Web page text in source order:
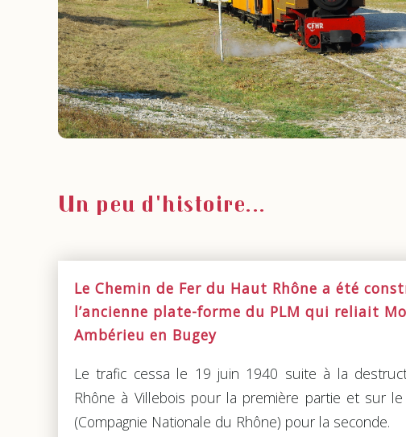
Un peu d'histoire...
Le Chemin de Fer du Haut Rhône a été
l’ancienne plate-forme du PLM qui reliait
Ambérieu en Bugey
Le trafic cessa le 19 juin 1940 suite à la
Rhône à Villebois pour la première partie et sur
(Compagnie Nationale du Rhône) pour la seconde.